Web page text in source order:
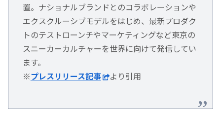
置。ナショナルブランドとのコラボレーションや
エクスクルーシブモデルをはじめ、最新プロダク
トのテストローンチやマーケティングなど東京の
スニーカーカルチャーを世界に向けて発信してい
ます。
※プレスリリース記事 より引用